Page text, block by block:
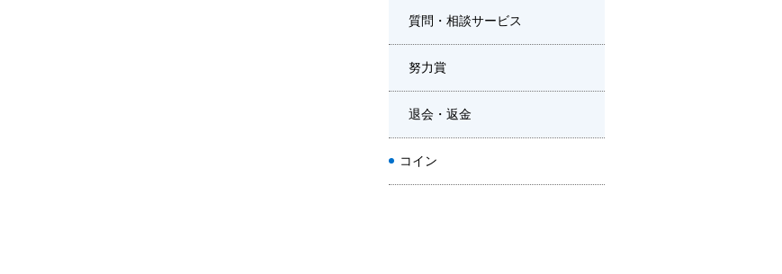
質問・相談サービス
努力賞
退会・返金
コイン